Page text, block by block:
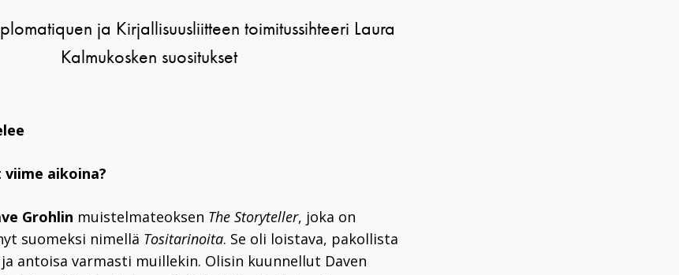
ja Kirjallisuusliitteen toimitussihteeri Laura
Kalmukosken suositukset
aikoina?
Grohlin muistelmateoksen The Storyteller, joka on
suomeksi nimellä Tositarinoita. Se oli loistava, pakollista
antoisa varmasti muillekin. Olisin kuunnellut Daven